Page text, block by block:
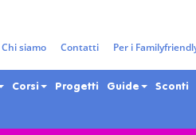
Chi siamo Contatti Per i
Corsi Progetti Guide Sconti